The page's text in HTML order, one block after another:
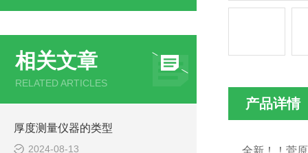
相关文章
RELATED ARTICLES
厚度测量仪器的类型
2024-08-13
产品详情
全新！！菅